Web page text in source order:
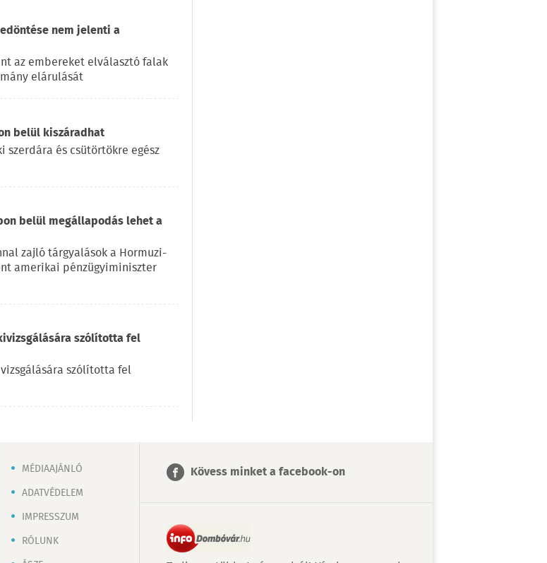
nem jelenti a
az embereket elválasztó falak
elárulását
belül kiszáradhat
szerdára és csütörtökre egész
belül megállapodás lehet a
zajló tárgyalások a Hormuzi-
amerikai pénzügyiminiszter
szólította fel
szólította fel
MÉDIAAJÁNLÓ
ADATVÉDELEM
IMPRESSZUM
RÓLUNK
Kövess minket a facebook-on